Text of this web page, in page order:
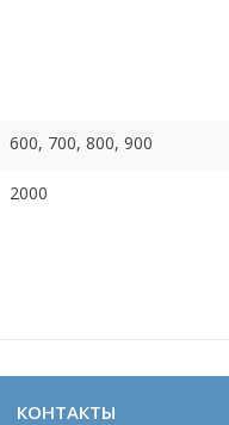
600, 700, 800, 900
2000
КОНТАКТЫ